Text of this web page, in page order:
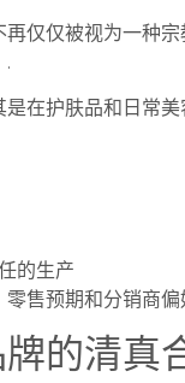
仅仅被视为一种
.
在护肤品和日常
的生产
售预期和分销商偏
的清真